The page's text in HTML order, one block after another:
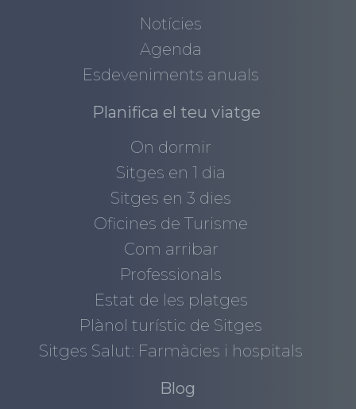
Notícies
Agenda
Esdeveniments anuals
Planifica el teu viatge
On dormir
Sitges en 1 dia
Sitges en 3 dies
Oficines de Turisme
Com arribar
Professionals
Estat de les platges
Plànol turístic de Sitges
Sitges Salut: Farmàcies i hospitals
Blog